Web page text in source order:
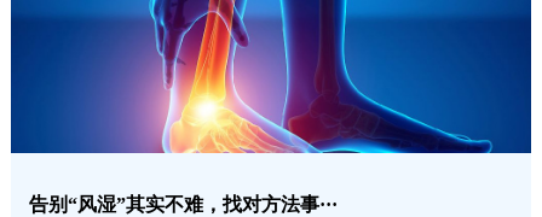
告别“风湿”其实不难，找对方法事···